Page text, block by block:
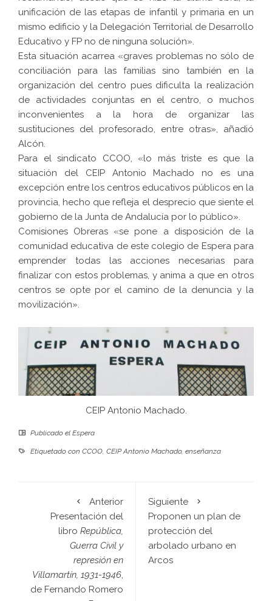
unificación de las etapas de infantil y primaria en un
mismo edificio y la Delegación Territorial de Desarrollo
Educativo y FP no de ninguna solución».
Esta situación acarrea «graves problemas no sólo de
conciliación para las familias sino también en la
organización del centro pues dificulta la realización
de actividades conjuntas en el centro, o muchos
inconvenientes a la hora de organizar las
sustituciones del profesorado, entre otras», añadió
Alcón.
Para el sindicato CCOO, «lo más triste es que la
situación del CEIP Antonio Machado no es una
excepción entre los centros educativos públicos en la
provincia, hecho que refleja el desprecio que siente el
gobierno de la Junta de Andalucía por lo público».
Comisiones Obreras «se pone a disposición de la
comunidad educativa de este colegio de Espera para
emprender todas las acciones necesarias para
finalizar con estos problemas, y anima a que en otros
centros se opte por el camino de la denuncia y la
movilización».
CEIP Antonio Machado.
Publicado el Espera
Etiquetado con CCOO, CEIP Antonio Machado, enseñanza
Anterior
Presentación del
libro República,
Guerra Civil y
represión en
Villamartín, 1931-1946,
de Fernando Romero
Siguiente
Proponen un plan de
protección del
arbolado urbano en
Arcos